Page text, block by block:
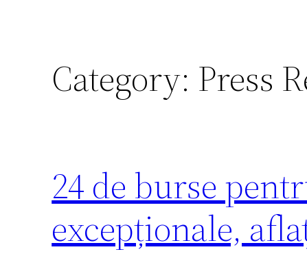
Category: Press
24 de burse
excepționale,